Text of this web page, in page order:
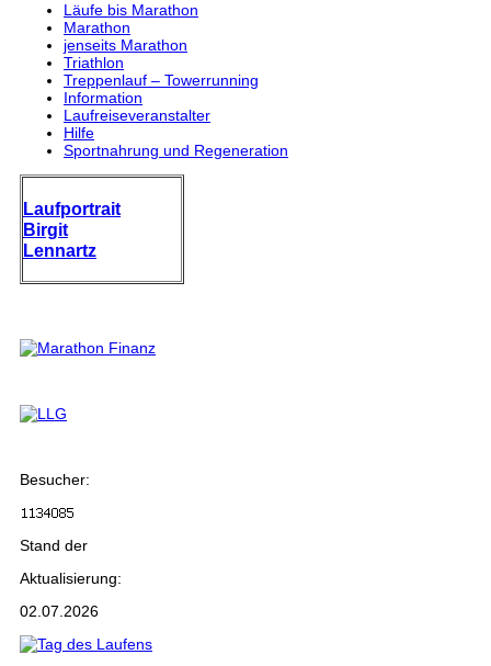
Läufe bis Marathon
Marathon
jenseits Marathon
Triathlon
Treppenlauf – Towerrunning
Information
Laufreiseveranstalter
Hilfe
Sportnahrung und Regeneration
Laufportrait
Birgit
Lennartz
Besucher:
Stand der
Aktualisierung:
02.07.2026